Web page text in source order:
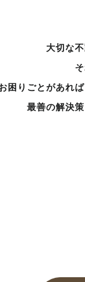
大切な
困りごとがあれば
最善の解決